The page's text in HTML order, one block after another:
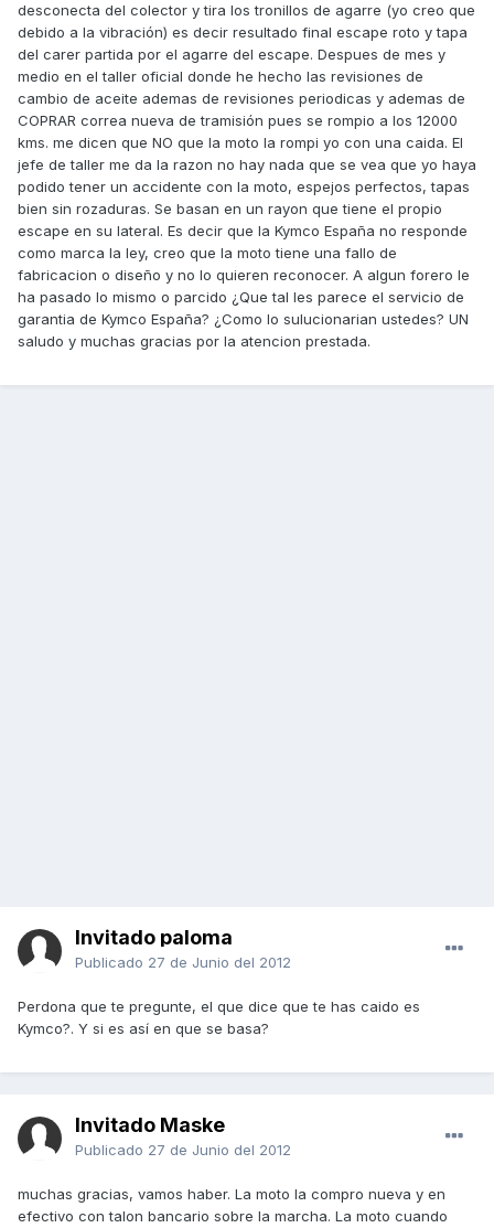
desconecta del colector y tira los tronillos de agarre (yo creo que
debido a la vibración) es decir resultado final escape roto y tapa
del carer partida por el agarre del escape. Despues de mes y
medio en el taller oficial donde he hecho las revisiones de
cambio de aceite ademas de revisiones periodicas y ademas de
COPRAR correa nueva de tramisión pues se rompio a los 12000
kms. me dicen que NO que la moto la rompi yo con una caida. El
jefe de taller me da la razon no hay nada que se vea que yo haya
podido tener un accidente con la moto, espejos perfectos, tapas
bien sin rozaduras. Se basan en un rayon que tiene el propio
escape en su lateral. Es decir que la Kymco España no responde
como marca la ley, creo que la moto tiene una fallo de
fabricacion o diseño y no lo quieren reconocer. A algun forero le
ha pasado lo mismo o parcido ¿Que tal les parece el servicio de
garantia de Kymco España? ¿Como lo sulucionarian ustedes? UN
saludo y muchas gracias por la atencion prestada.
Invitado paloma
Publicado 27 de Junio del 2012
Perdona que te pregunte, el que dice que te has caido es
Kymco?. Y si es así en que se basa?
Invitado Maske
Publicado 27 de Junio del 2012
muchas gracias, vamos haber. La moto la compro nueva y en
efectivo con talon bancario sobre la marcha. La moto cuando